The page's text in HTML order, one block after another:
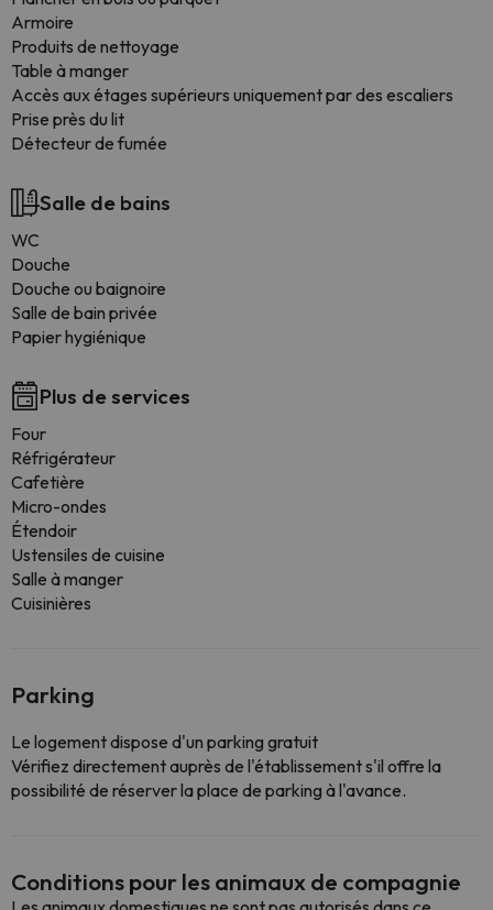
Armoire
Produits de nettoyage
Table à manger
Accès aux étages supérieurs uniquement par des escaliers
Prise près du lit
Détecteur de fumée
Salle de bains
WC
Douche
Douche ou baignoire
Salle de bain privée
Papier hygiénique
Plus de services
Four
Réfrigérateur
Cafetière
Micro-ondes
Étendoir
Ustensiles de cuisine
Salle à manger
Cuisinières
Parking
Le logement dispose d'un parking gratuit
Vérifiez directement auprès de l'établissement s'il offre la
possibilité de réserver la place de parking à l'avance.
Conditions pour les animaux de compagnie